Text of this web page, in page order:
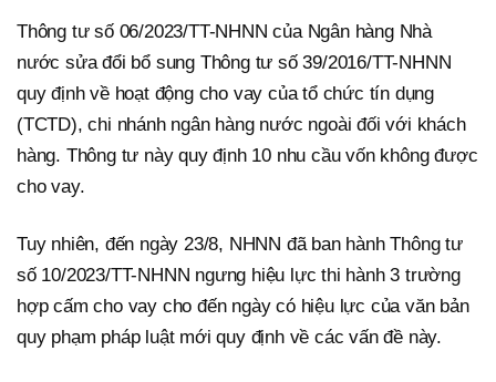
Thông tư số 06/2023/TT-NHNN của Ngân hàng Nhà
nước sửa đổi bổ sung Thông tư số 39/2016/TT-NHNN
quy định về hoạt động cho vay của tổ chức tín dụng
(TCTD), chi nhánh ngân hàng nước ngoài đối với khách
hàng. Thông tư này quy định 10 nhu cầu vốn không được
cho vay.
Tuy nhiên, đến ngày 23/8, NHNN đã ban hành Thông tư
số 10/2023/TT-NHNN ngưng hiệu lực thi hành 3 trường
hợp cấm cho vay cho đến ngày có hiệu lực của văn bản
quy phạm pháp luật mới quy định về các vấn đề này.